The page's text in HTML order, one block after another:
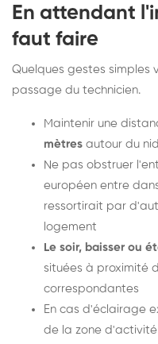
En attendant
faut faire
Quelques gestes
passage du technicien.
Maintenir une
mètres autour du
Ne pas obstruer
européen entre
ressortirait par
logement
Le soir, baisser ou
situées à proximité
correspondantes
En cas d'éclairage
de la zone